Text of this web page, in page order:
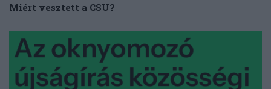
Miért vesztett a CSU?